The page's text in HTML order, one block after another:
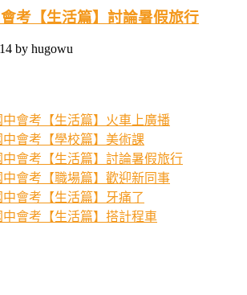
考【生活篇】討論暑假旅行
by hugowu
會考【生活篇】火車上廣播
會考【學校篇】美術課
會考【生活篇】討論暑假旅行
會考【職場篇】歡迎新同事
會考【生活篇】牙痛了
會考【生活篇】搭計程車